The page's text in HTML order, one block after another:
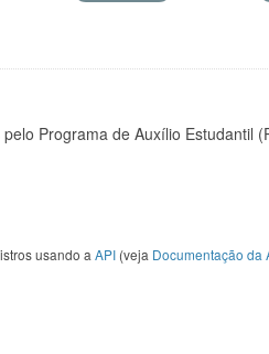
Programa de Auxílio Estudantil
usando a API (veja Documentação da